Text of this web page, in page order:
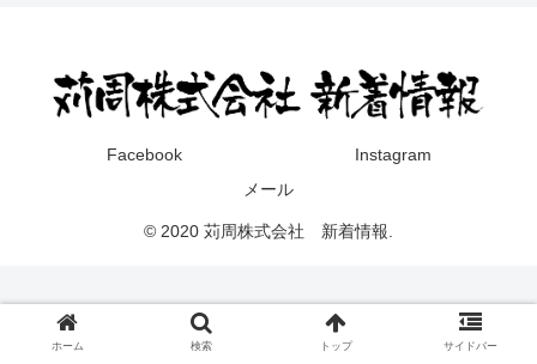
Facebook
Instagram
メール
© 2020 苅周株式会社 新着情報.
ホーム 検索 トップ サイドバー